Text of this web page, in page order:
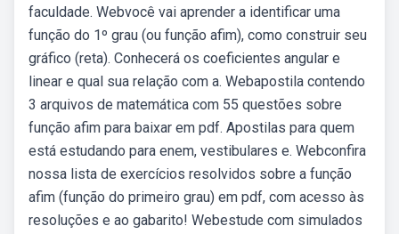
faculdade. Webvocê vai aprender a identificar uma
função do 1º grau (ou função afim), como construir seu
gráfico (reta). Conhecerá os coeficientes angular e
linear e qual sua relação com a. Webapostila contendo
3 arquivos de matemática com 55 questões sobre
função afim para baixar em pdf. Apostilas para quem
está estudando para enem, vestibulares e. Webconfira
nossa lista de exercícios resolvidos sobre a função
afim (função do primeiro grau) em pdf, com acesso às
resoluções e ao gabarito! Webestude com simulados